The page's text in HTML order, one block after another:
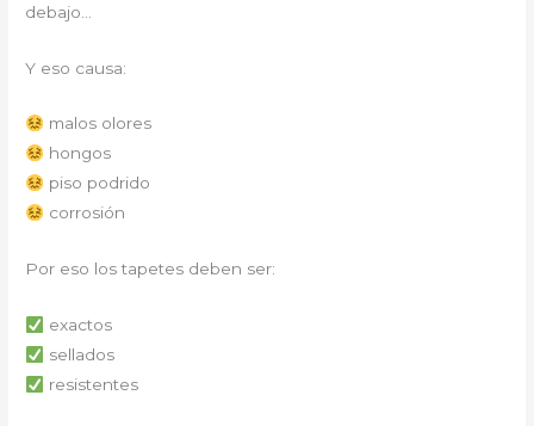
debajo…
Y eso causa:
malos olores
hongos
piso podrido
corrosión
Por eso los tapetes deben ser:
exactos
sellados
resistentes